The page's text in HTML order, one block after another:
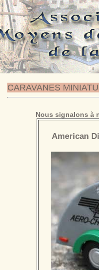
CARAVANES
Nous signalons à
American